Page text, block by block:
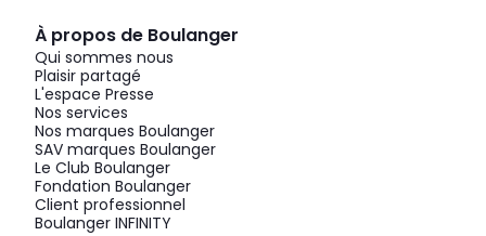
À propos de Boulanger
Qui sommes nous
Plaisir partagé
L'espace Presse
Nos services
Nos marques Boulanger
SAV marques Boulanger
Le Club Boulanger
Fondation Boulanger
Client professionnel
Boulanger INFINITY